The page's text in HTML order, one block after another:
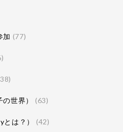
加 (77)
世界） (63)
は？） (42)